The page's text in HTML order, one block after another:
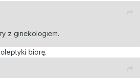
z ginekologiem.
biorę.